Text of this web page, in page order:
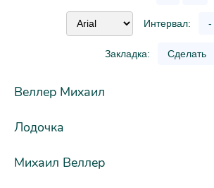
Интервал: -
Закладка: Сделать
Веллер Михаил
Лодочка
Михаил Веллер